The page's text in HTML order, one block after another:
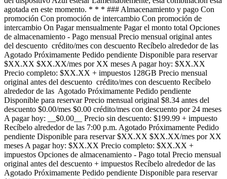
agotada en este momento. * * * ### Almacenamiento y pago Con
promoción Con promoción de intercambio Con promoción de
intercambio On Pagar mensualmente Pagar el monto total Opciones
de almacenamiento - Pago mensual Precio mensual original antes
del descuento crédito/mes con descuento Recíbelo alrededor de las
Agotado Próximamente Pedido pendiente Disponible para reservar
$XX.XX $XX.XX/mes por XX meses A pagar hoy: $XX.XX
Precio completo: $XX.XX + impuestos 128GB Precio mensual
original antes del descuento crédito/mes con descuento Recíbelo
alrededor de las Agotado Próximamente Pedido pendiente
Disponible para reservar Precio mensual original $8.34 antes del
descuento $0.00/mes $0.00 crédito/mes con descuento por 24 meses
A pagar hoy: __$0.00__ Precio sin descuento: $199.99 + impuesto
Recíbelo alrededor de las 7:00 p.m. Agotado Próximamente Pedido
pendiente Disponible para reservar $XX.XX $XX.XX/mes por XX
meses A pagar hoy: $XX.XX Precio completo: $XX.XX +
impuestos Opciones de almacenamiento - Pago total Precio mensual
original antes del descuento + impuestos Recíbelo alrededor de las
Agotado Próximamente Pedido pendiente Disponible para reservar